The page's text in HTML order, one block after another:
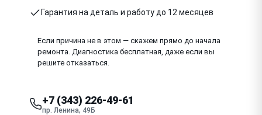
Гарантия на деталь и работу до 12 месяцев
Если причина не в этом — скажем прямо до начала
ремонта. Диагностика бесплатная, даже если вы
решите отказаться.
+7 (343) 226-49-61
пр. Ленина, 49Б